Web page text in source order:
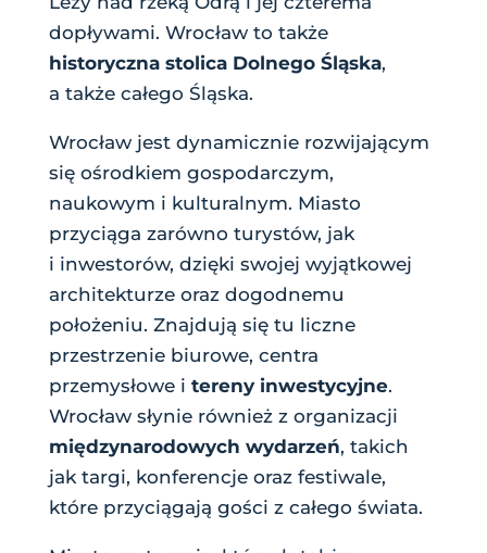
dopływami. Wrocław to także
historyczna stolica Dolnego Śląska,
a także całego Śląska.
Wrocław jest dynamicznie rozwijającym
się ośrodkiem gospodarczym,
naukowym i kulturalnym. Miasto
przyciąga zarówno turystów, jak
i inwestorów, dzięki swojej wyjątkowej
architekturze oraz dogodnemu
położeniu. Znajdują się tu liczne
przestrzenie biurowe, centra
przemysłowe i tereny inwestycyjne.
Wrocław słynie również z organizacji
międzynarodowych wydarzeń, takich
jak targi, konferencje oraz festiwale,
które przyciągają gości z całego świata.